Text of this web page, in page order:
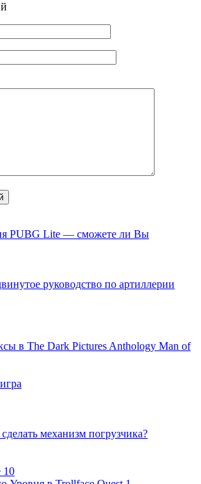
PUBG Lite — сможете ли Вы
руководство по артиллерии
в The Dark Pictures Anthology Man of
механизм погрузчика?